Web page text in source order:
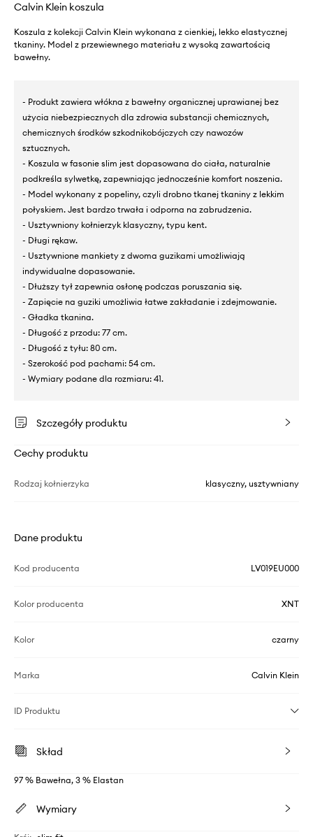
Calvin Klein koszula
Koszula z kolekcji Calvin Klein wykonana z cienkiej, lekko elastycznej
tkaniny. Model z przewiewnego materiału z wysoką zawartością
bawełny.
- Produkt zawiera włókna z bawełny organicznej uprawianej bez
użycia niebezpiecznych dla zdrowia substancji chemicznych,
chemicznych środków szkodnikobójczych czy nawozów
sztucznych.
- Koszula w fasonie slim jest dopasowana do ciała, naturalnie
podkreśla sylwetkę, zapewniając jednocześnie komfort noszenia.
- Model wykonany z popeliny, czyli drobno tkanej tkaniny z lekkim
połyskiem. Jest bardzo trwała i odporna na zabrudzenia.
- Usztywniony kołnierzyk klasyczny, typu kent.
- Długi rękaw.
- Usztywnione mankiety z dwoma guzikami umożliwiają
indywidualne dopasowanie.
- Dłuższy tył zapewnia osłonę podczas poruszania się.
- Zapięcie na guziki umożliwia łatwe zakładanie i zdejmowanie.
- Gładka tkanina.
- Długość z przodu: 77 cm.
- Długość z tyłu: 80 cm.
- Szerokość pod pachami: 54 cm.
- Wymiary podane dla rozmiaru: 41.
Szczegóły produktu
Cechy produktu
Rodzaj kołnierzyka klasyczny, usztywniany
Dane produktu
Kod producenta LV019EU000
Kolor producenta XNT
Kolor czarny
Marka Calvin Klein
ID Produktu
Skład
97 % Bawełna, 3 % Elastan
Wymiary